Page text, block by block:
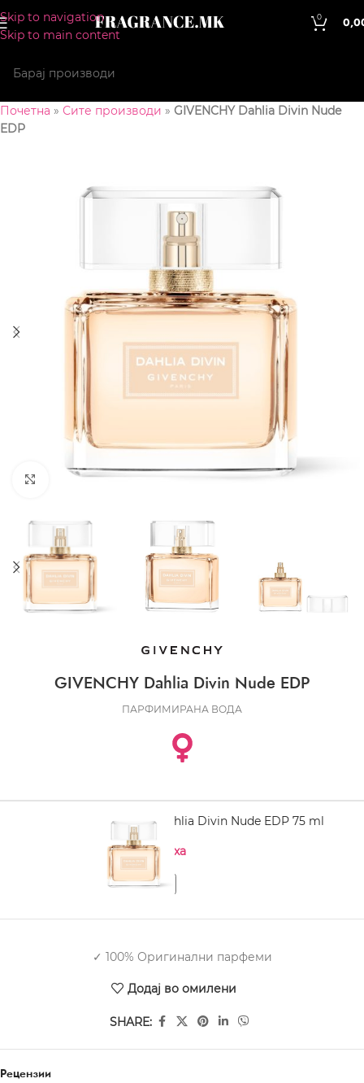
Skip to navigation
Skip to main content
0
Почетна » Сите производи » GIVENCHY Dahlia Divin Nude
EDP
CLICK TO ENLARGE
GIVENCHY Dahlia Divin Nude EDP
ПАРФИМИРАНА ВОДА
GIVENCHY Dahlia Divin Nude EDP 75 ml
Нема на залиха
✓ 100% Оригинални парфеми
Додај во омилени
SHARE:
Рецензии